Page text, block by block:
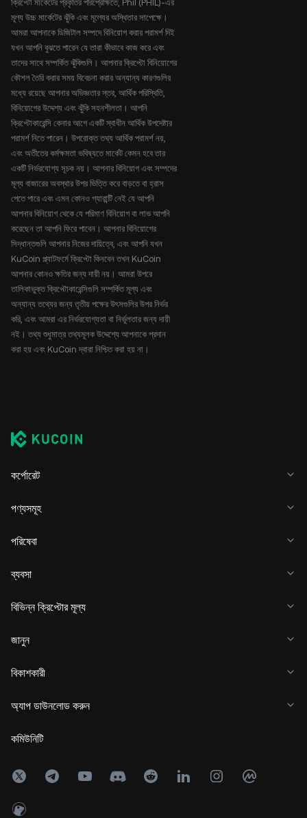
ক্রিপ্টো মার্কেটের প্রকৃতির পরিপ্রেক্ষিতে, Phil (PHIL)-এর
মূল্য উচ্চ মার্কেটের ঝুঁকি এবং মূল্যের অস্থিতার সাপেক্ষে।
আমরা আপনাকে ডিজিটাল সম্পদে বিনিয়োগ করার পরামর্শ দিই
যখন আপনি বুঝতে পারেন যে তারা কীভাবে কাজ করে এবং
তাদের সাথে সম্পর্কিত ঝুঁকিগুলি। আপনার ক্রিপ্টো বিনিয়োগের
কৌশল তৈরি করার সময় বিবেচনা করার অন্যান্য কারণগুলির
মধ্যে রয়েছে আপনার অভিজ্ঞতার স্তর, আর্থিক পরিস্থিতি,
বিনিয়োগের উদ্দেশ্য এবং ঝুঁকি সহনশীলতা। আপনি
ক্রিপ্টোকারেন্সি কেনার আগে একটি স্বাধীন আর্থিক উপদেষ্টার
পরামর্শ নিতে পারেন। উপরোক্ত তথ্য আর্থিক পরামর্শ নয়,
এবং অতীতের কর্মক্ষমতা ভবিষ্যতে মার্কেট কেমন হবে তার
একটি নির্ভরযোগ্য সূচক নয়। আপনার বিনিয়োগ এবং সম্পদের
মূল্য বাজারের অবস্থার উপর ভিত্তি করে বাড়তে বা হ্রাস
পেতে পারে এবং এমন কোনও গ্যারান্টি নেই যে আপনি
আপনার বিনিয়োগ থেকে যে পরিমাণ বিনিয়োগ বা লাভ আপনি
করেছেন তা আপনি ফিরে পাবেন। আপনার বিনিয়োগের
সিদ্ধান্তগুলি আপনার নিজের দায়িত্বে, এবং আপনি যখন
KuCoin প্ল্যাটফর্মে ক্রিপ্টো কিনবেন তখন KuCoin
আপনার কোনও ক্ষতির জন্য দায়ী নয়। আমরা উপরে
তালিকাভুক্ত ক্রিপ্টোকারেন্সিগুলি সম্পর্কিত মূল্য এবং
অন্যান্য তথ্যের জন্য তৃতীয় পক্ষের উৎসগুলির উপর নির্ভর
করি, এবং আমরা এর নির্ভরযোগ্যতা বা নির্ভুলতার জন্য দায়ী
নই। তথ্য শুধুমাত্র তথ্যমূলক উদ্দেশ্যে আপনাকে প্রদান
করা হয় এবং KuCoin দ্বারা নিশ্চিত করা হয় না।
কর্পোরেট
পণ্যসমূহ
পরিষেবা
ব্যবসা
বিভিন্ন ক্রিপ্টোর মূল্য
জানুন
বিকাশকারী
অ্যাপ ডাউনলোড করুন
কমিউনিটি